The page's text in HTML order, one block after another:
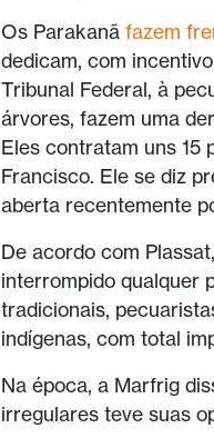
Os Parakanãfazem
dedicam, com
Tribunal Federal, à
árvores, fazem uma
Eles contratam uns 15
Francisco. Ele se diz
aberta recentemente
De acordo com
interrompido qualquer
tradicionais,
indígenas, com total
Na época, a Marfrig
irregulares teve suas